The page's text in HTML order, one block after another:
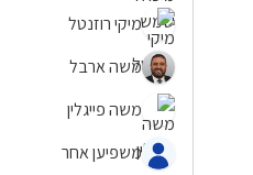
מיקי רוזנטל
משה ארבל
משה פייגלין
משפיען אחר